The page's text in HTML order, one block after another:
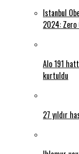
Istanbul
2024: Zero
Alo 191
kurtuldu
27 yıldır